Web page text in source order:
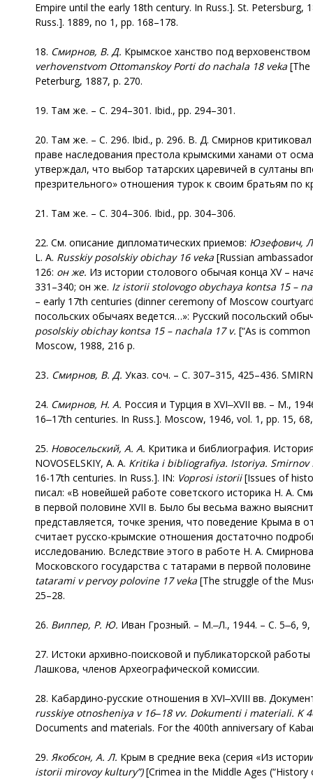
Empire until the early 18th century. In Russ.]. St. Petersburg,
Russ.]. 1889, no 1, pp. 168–178.
18. Смирнов, В. Д. Крымское ханство под
verhovenstvom Ottomanskoy Porti do nachala 18 veka [The
Peterburg, 1887, р. 270.
19. Там же. – С. 294–301. Ibid., pp. 294–301.
20. Там же. – С. 296. Ibid., p. 296. В. Д. Смирнов
праве наследования престола крымскими ханами от
утверждал, что выбор татарских царевичей в султаны
презрительного» отношения турок к своим братьям по
21. Там же. – С. 304–306. Ibid., pp. 304–306.
22. См. описание дипломатических приемов: Юзефович,
L. A. Russkiy posolskiy obichay 16 veka [Russian
126: он же. Из истории столового обычая конца XV –
331–340; он же. Iz istorii stolovogo obychaya kontsa 15 –
– early 17th centuries (dinner ceremony of Moscow
посольских обычаях ведется…»: Русский посольский
posolskiy obichay kontsa 15 – nachala 17 v. [“As is
Мoscow, 1988, 216 p.
23. Смирнов, В. Д. Указ. соч. – С. 307–315, 425–436.
24. Смирнов, Н. А. Россия и Турция в XVI‒XVII вв. – М.,
16‒17th centuries. In Russ.]. Moscow, 1946, vol. 1, pp. 15,
25. Новосельский, А. А. Критика и библиография.
NOVOSELSKIY, A. A. Kritika i bibliografiya. Istoriya. Smirnov
16-17th centuries. In Russ.]. IN: Voprosi istorii[Issues of
писал: «В новейшей работе советского историка Н. А.
в первой половине XVII в. Было бы весьма важно
представляется, точке зрения, что поведение Крыма в
считает русско-крымские отношения достаточно
исследованию. Вследствие этого в работе Н. А.
Московского государства с татарами в первой
tatarami v pervoy polovine 17 veka [The struggle of the
25–28.
26. Виппер, Р. Ю. Иван Грозный. – М.‒Л., 1944. – С. 5‒6, 9,
27. Истоки архивно-поисковой и публикаторской
Лашкова, членов Археографической комиссии.
28. Кабардино-русские отношения в XVI‒XVIII вв.
russkiye otnosheniya v 16‒18vv. Dokumenti i materiali. K
Documents and materials. For the 400th anniversary of
29. Якобсон, А. Л. Крым в средние века (серия «Из
istorii mirovoy kultury”)[Crimea in the Middle Ages (“History